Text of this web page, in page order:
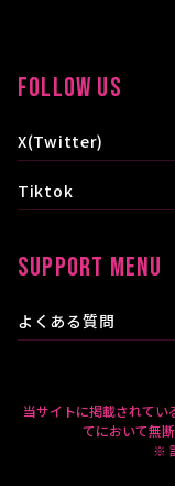
FOLLOW US
X(Twitter)
Tiktok
SUPPORT MENU
よくある質問
当サイトに掲載されてい
てにおいて無
※